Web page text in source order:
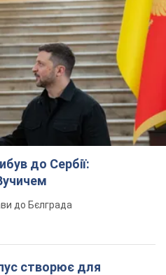
до Сербії:
до Бєлграда
створює для